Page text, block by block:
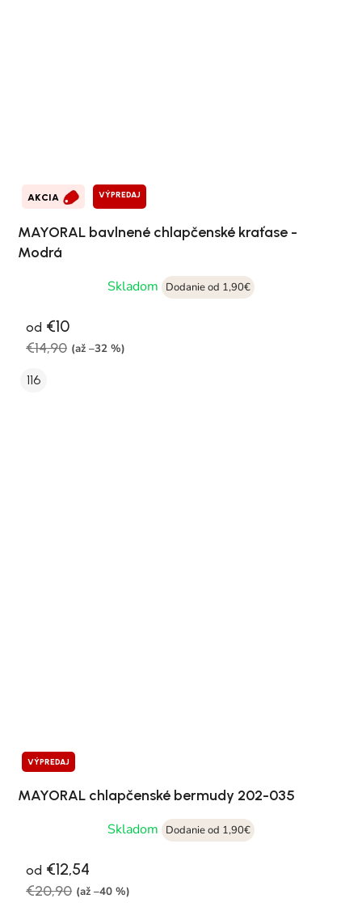
AKCIA VÝPREDAJ
MAYORAL bavlnené chlapčenské kraťase -
Modrá
Skladom
Dodanie od 1,90€
od €10
€14,90 (až –32 %)
116
VÝPREDAJ
MAYORAL chlapčenské bermudy 202-035
Skladom
Dodanie od 1,90€
od €12,54
€20,90 (až –40 %)